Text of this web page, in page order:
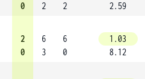
0
2
2
2.59
2
0
6
3
6
0
1.03
8.12